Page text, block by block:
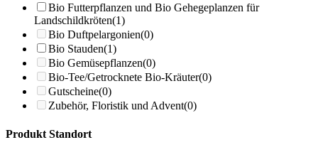
Bio Futterpflanzen und Bio Gehegeplanzen für
Landschildkröten(1)
Bio Duftpelargonien(0)
Bio Stauden(1)
Bio Gemüsepflanzen(0)
Bio-Tee/Getrocknete Bio-Kräuter(0)
Gutscheine(0)
Zubehör, Floristik und Advent(0)
Produkt Standort